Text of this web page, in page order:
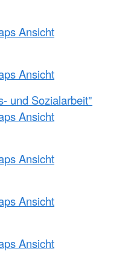
Ansicht
Ansicht
und Sozialarbeit"
Ansicht
Ansicht
Ansicht
Ansicht